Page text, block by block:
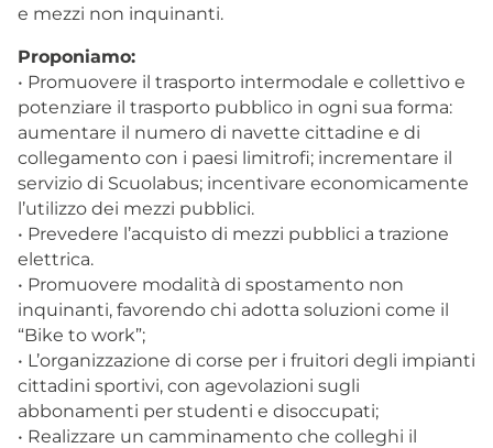
e mezzi non inquinanti.
Proponiamo:
• Promuovere il trasporto intermodale e collettivo e
potenziare il trasporto pubblico in ogni sua forma:
aumentare il numero di navette cittadine e di
collegamento con i paesi limitrofi; incrementare il
servizio di Scuolabus; incentivare economicamente
l’utilizzo dei mezzi pubblici.
• Prevedere l’acquisto di mezzi pubblici a trazione
elettrica.
• Promuovere modalità di spostamento non
inquinanti, favorendo chi adotta soluzioni come il
“Bike to work”;
• L’organizzazione di corse per i fruitori degli impianti
cittadini sportivi, con agevolazioni sugli
abbonamenti per studenti e disoccupati;
• Realizzare un camminamento che colleghi il